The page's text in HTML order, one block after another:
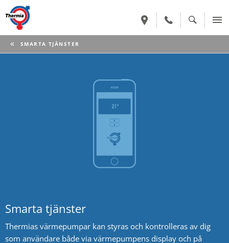
CURRENT:
SMARTA TJÄNSTER
Smarta tjänster
Thermias värmepumpar kan styras och kontrolleras av dig
som användare både via värmepumpens display och på